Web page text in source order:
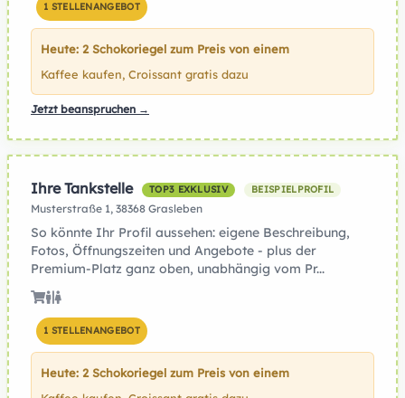
1 STELLENANGEBOT
Heute: 2 Schokoriegel zum Preis von einem
Kaffee kaufen, Croissant gratis dazu
Jetzt beanspruchen →
Ihre Tankstelle TOP3 EXKLUSIV BEISPIELPROFIL
Musterstraße 1, 38368 Grasleben
So könnte Ihr Profil aussehen: eigene Beschreibung,
Fotos, Öffnungszeiten und Angebote - plus der
Premium-Platz ganz oben, unabhängig vom Pr...
1 STELLENANGEBOT
Heute: 2 Schokoriegel zum Preis von einem